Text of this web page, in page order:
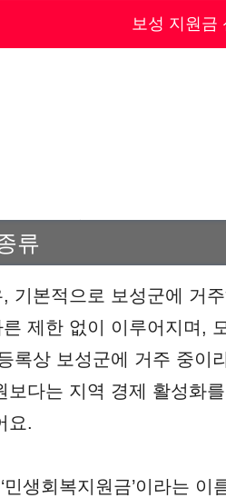
보성 지원금
류
기본적으로 보성군에 거
제한 없이 이루어지며,
록상 보성군에 거주 중이
보다는 지역 경제 활성화
요.
민생회복지원금’이라는